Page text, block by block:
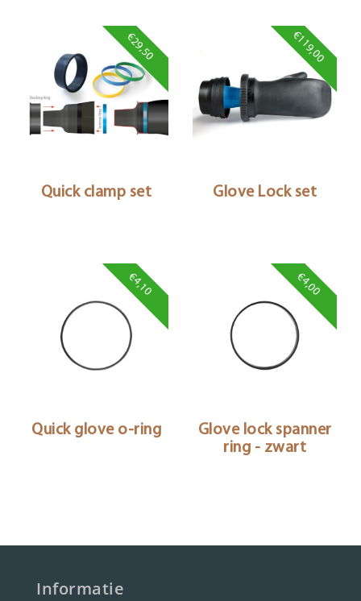
€29,50
Quick clamp set
€119,00
Glove Lock set
€4,10
Quick glove o-ring
€4,00
Glove lock spanner
ring - zwart
Informatie